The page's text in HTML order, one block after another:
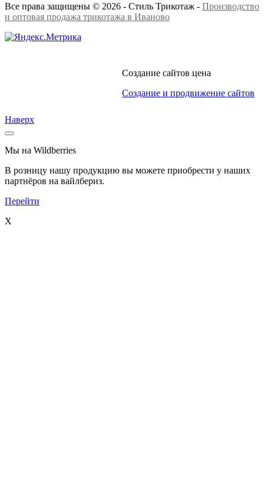
Все права защищены © 2026 - Стиль Трикотаж - Производство
и оптовая продажа трикотажа в Иваново
Создание сайтов цена
Создание и продвижение сайтов
Наверх
Мы на Wildberries
В розницу нашу продукцию вы можете приобрести у наших
партнёров на вайлбериз.
Перейти
X